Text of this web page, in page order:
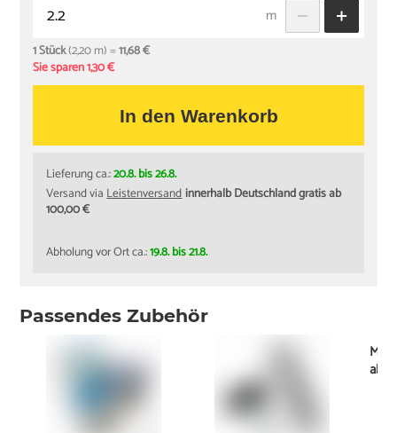
m
1 Stück(2,20 m) =11,68 €
Sie sparen 1,30 €
In den Warenkorb
Lieferung ca.:20.8. bis 26.8.
Versand viaLeistenversandinnerhalb Deutschland gratis ab
100,00 €
Abholung vor Ort ca.:19.8. bis 21.8.
Passendes Zubehör
ab